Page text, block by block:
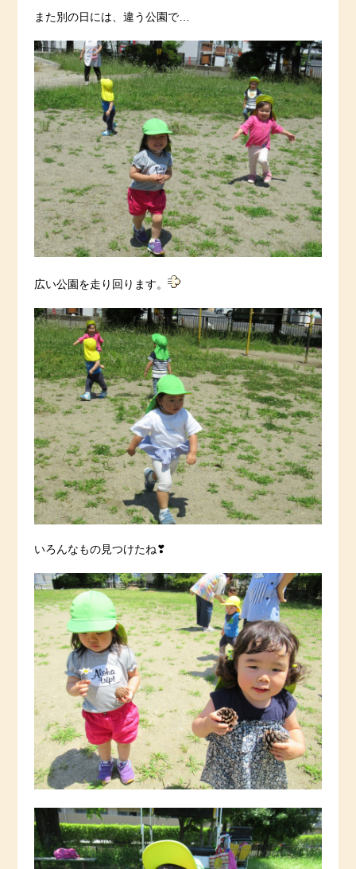
また別の日には、違う公園で…
広い公園を走り回ります。
いろんなもの見つけたね❣